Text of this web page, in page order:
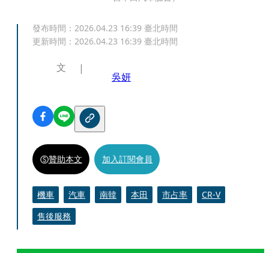
發布時間： 2026.04.23 16:39 臺北時間
更新時間： 2026.04.23 16:39 臺北時間
文
吳妍
贊助本文 加入訂閱會員
機車 汽車 南韓 本田 市占率
CR-V
售後服務